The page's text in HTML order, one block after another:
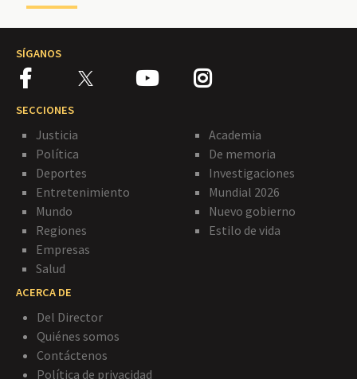
SÍGANOS
SECCIONES
Justicia
Política
Deportes
Entretenimiento
Mundo
Regiones
Empresas
Salud
Academia
De memoria
Investigaciones
Mundial 2026
Nuevo gobierno
Estilo de vida
ACERCA DE
Del Director
Quiénes somos
Contáctenos
Política de privacidad